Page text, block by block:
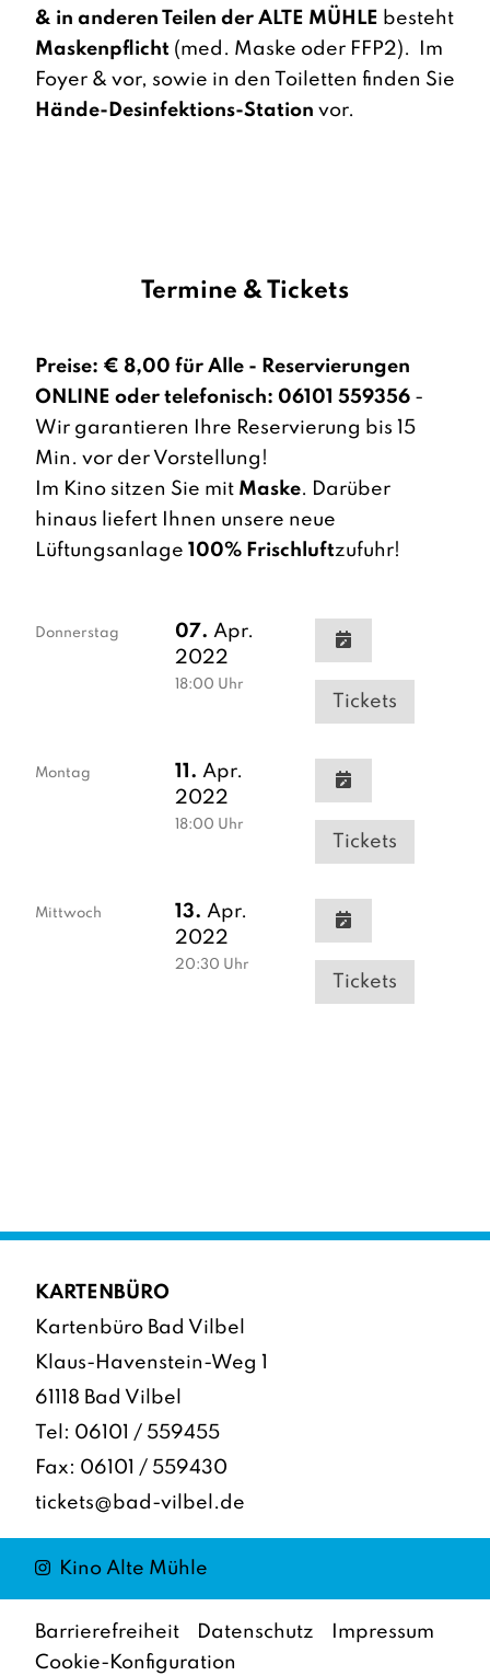
& in anderen Teilen der ALTE MÜHLE besteht
Maskenpflicht (med. Maske oder FFP2). Im
Foyer & vor, sowie in den Toiletten finden Sie
Hände-Desinfektions-Station vor.
Termine & Tickets
Preise: € 8,00 für Alle - Reservierungen
ONLINE oder telefonisch: 06101 559356 -
Wir garantieren Ihre Reservierung bis 15
Min. vor der Vorstellung!
Im Kino sitzen Sie mit Maske. Darüber
hinaus liefert Ihnen unsere neue
Lüftungsanlage 100% Frischluftzufuhr!
Donnerstag 07. Apr.
2022
18:00 Uhr
Tickets
Montag 11. Apr.
2022
18:00 Uhr
Tickets
Mittwoch 13. Apr.
2022
20:30 Uhr
Tickets
KARTENBÜRO
Kartenbüro Bad Vilbel
Klaus-Havenstein-Weg 1
61118 Bad Vilbel
Tel: 06101 / 559455
Fax: 06101 / 559430
tickets@bad-vilbel.de
Instagram
Kino Alte Mühle
Barrierefreiheit Datenschutz
Impressum
Cookie-Konfiguration